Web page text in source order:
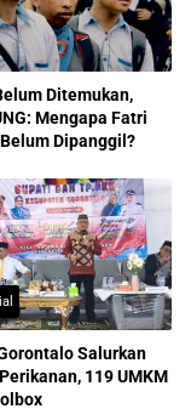
Ditemukan,
Mengapa Fatri
Dipanggil?
Salurkan
119 UMKM